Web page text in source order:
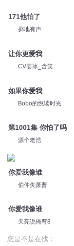
171他怕了
掷地有声
让你更爱我
CV姜冰_含笑
如果你爱我
Bobo的悦读时光
第1001集 你怕了吗
源个老浩
你爱我像谁
伯仲失萧曹
你爱我像谁
天亮说俺弯8
您是不是在找：